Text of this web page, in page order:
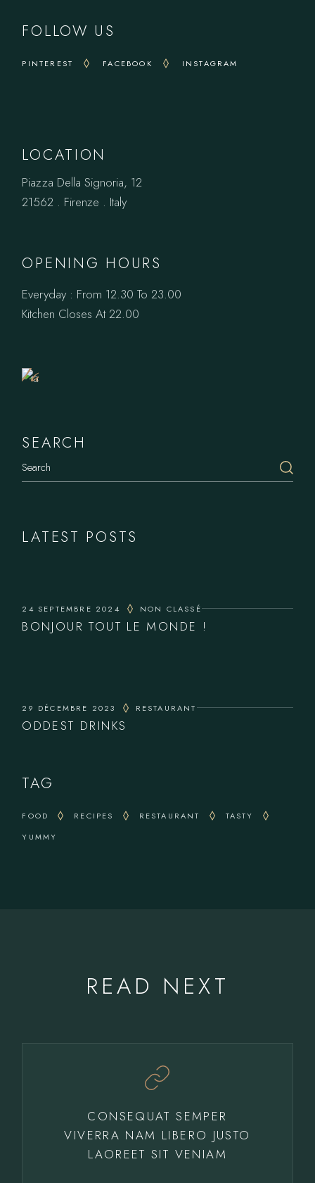
FOLLOW US
PINTEREST FACEBOOK INSTAGRAM
LOCATION
Piazza Della Signoria, 12
21562 . Firenze . Italy
OPENING HOURS
Everyday : From 12.30 To 23.00
Kitchen Closes At 22.00
Book
Table
SEARCH
LATEST POSTS
24 SEPTEMBRE 2024 NON CLASSÉ
BONJOUR TOUT LE MONDE !
29 DÉCEMBRE 2023 RESTAURANT
ODDEST DRINKS
TAG
FOOD RECIPES RESTAURANT
TASTY
YUMMY
READ NEXT
CONSEQUAT SEMPER
VIVERRA NAM LIBERO JUSTO
LAOREET SIT VENIAM